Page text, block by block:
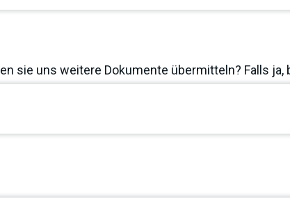
sie uns weitere Dokumente übermitteln? Falls ja,